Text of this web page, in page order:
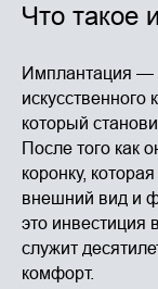
Что такое
Имплантация —
искусственного
который
После того как
коронку,
внешний вид и
это инвестиция
служит
комфорт.